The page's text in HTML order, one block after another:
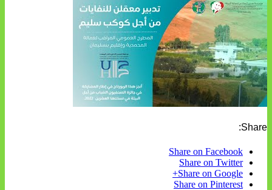
Share:
Share on Facebook
Share on Twitter
Share on Google+
Share on Pinterest